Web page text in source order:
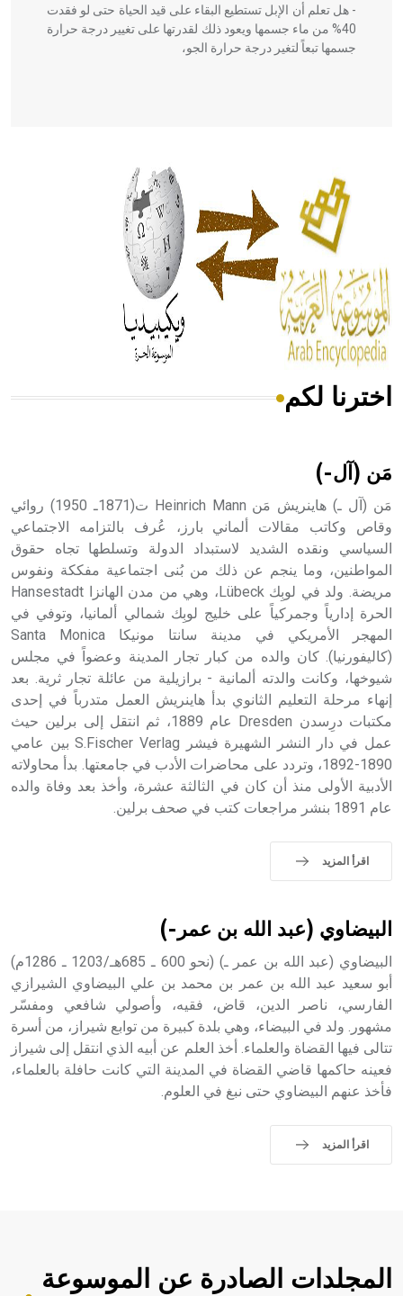
- هل تعلم أن الإبل تستطيع البقاء على قيد الحياة حتى لو فقدت
40% من ماء جسمها ويعود ذلك لقدرتها على تغيير درجة حرارة
جسمها تبعاً لتغير درجة حرارة الجو،
الحكم، الأدلة، تنظيم التغذية، ورسالته في جروح الرأس. ويعود
له الفضل بأنه حرر الطب من الدين والفلسفة.
- هل تعلم أن المرجان إفراز حيواني يتكون في البحر ويتركب
من مادة كربونات الكلسيوم، وهو أحمر أو شديد الحمرة وهو
أجود أنواعه، ويمتاز بكبر الحجم ويسمى الش
هل تعلم أن الأبسيد كلمة فرنسية اللفظ تم اعتمادها مصطلحاً
- هل تعلم أن أبجر Abgar اسم معروف جيداً يعود إلى عدد من
الملوك الذين حكموا مدينة إديسا (الرها) من أبجر الأول وحتى
التاسع، وهم ينتسبون إلى أسرة أوسروين
- هل تعلم أن الأبجدية الكنعانية تتألف من /22/ علامة كتابية
sign تكتب منفصلة غير متصلة، وتعتمد المبدأ الأكوروفوني،
حيث تقتصر القيمة الصوتية للعلامة الك
اخترنا لكم
مَن (آل-)
مَن (آل ـ) هاينريش مَن Heinrich Mann ت(1871ـ 1950) روائي
وقاص وكاتب مقالات ألماني بارز، عُرف بالتزامه الاجتماعي
السياسي ونقده الشديد لاستبداد الدولة وتسلطها تجاه حقوق
المواطنين، وما ينجم عن ذلك من بُنى اجتماعية مفككة ونفوس
مريضة. ولد في لوبِك Lübeck، وهي من مدن الهانزا Hansestadt
الحرة إدارياً وجمركياً على خليج لوبِك شمالي ألمانيا، وتوفي في
المهجر الأمريكي في مدينة سانتا مونيكا Santa Monica
(كاليفورنيا). كان والده من كبار تجار المدينة وعضواً في مجلس
شيوخها، وكانت والدته ألمانية - برازيلية من عائلة تجار ثرية. بعد
إنهاء مرحلة التعليم الثانوي بدأ هاينريش العمل متدرباً في إحدى
مكتبات درِسدن Dresden عام 1889، ثم انتقل إلى برلين حيث
عمل في دار النشر الشهيرة فيشر S.Fischer Verlag بين عامي
1890-1892، وتردد على محاضرات الأدب في جامعتها. بدأ محاولاته
الأدبية الأولى منذ أن كان في الثالثة عشرة، وأخذ بعد وفاة والده
عام 1891 بنشر مراجعات كتب في صحف برلين.
اقرأ المزيد
البيضاوي (عبد الله بن عمر-)
البيضاوي (عبد الله بن عمر ـ) (نحو 600 ـ 685هـ/1203 ـ 1286م)
أبو سعيد عبد الله بن عمر بن محمد بن علي البيضاوي الشيرازي
الفارسي، ناصر الدين، قاض، فقيه، وأصولي شافعي ومفسّر
مشهور. ولد في البيضاء، وهي بلدة كبيرة من توابع شيراز، من أسرة
تتالى فيها القضاة والعلماء. أخذ العلم عن أبيه الذي انتقل إلى شيراز
فعينه حاكمها قاضي القضاة في المدينة التي كانت حافلة بالعلماء،
فأخذ عنهم البيضاوي حتى نبغ في العلوم.
اقرأ المزيد
المجلدات الصادرة عن الموسوعة